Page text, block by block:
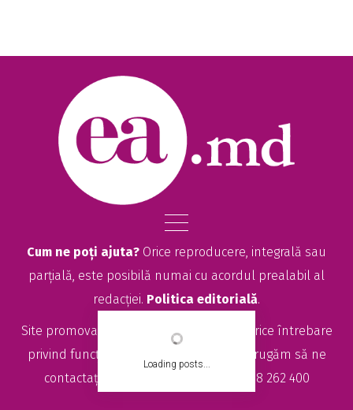
Loading posts...
Cum ne poți ajuta? Orice reproducere, integrală sau
parțială, este posibilă numai cu acordul prealabil al
redacției. Politica editorială.
Site promovat de seolitte.com
. Pentru orice întrebare
privind funcționarea site-ului EA.md, vă rugăm să ne
contactați la
sau +373 78 262 400